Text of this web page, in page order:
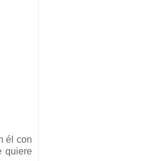
él con
quiere